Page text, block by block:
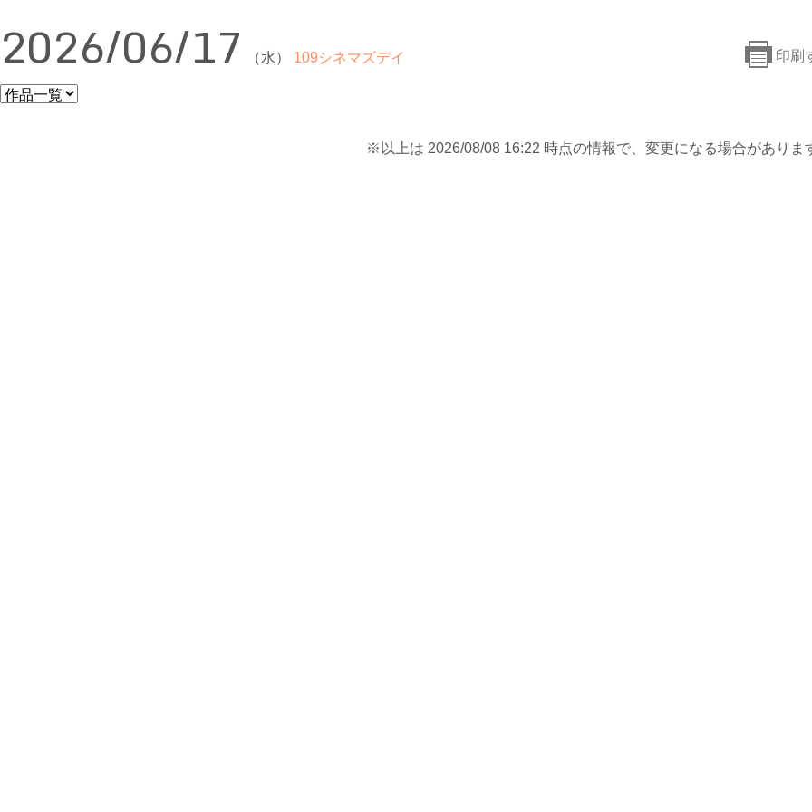
印刷
2026/06/17 （水） 109シネマズデイ
※以上は 2026/08/08 16:22 時点の情報で、変更になる場合がありま